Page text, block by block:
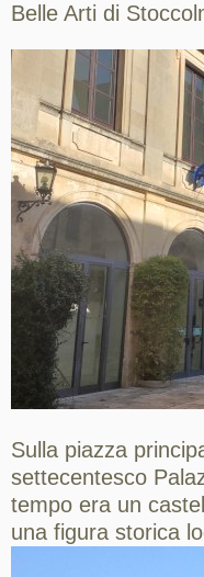
Belle Arti di
Sulla piazza
settecentesco
tempo era un
una figura storica